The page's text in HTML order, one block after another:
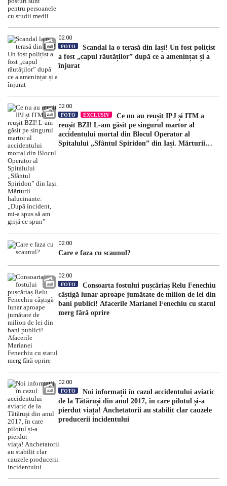
02:00
FOTO
Scandal la o terasă din Iași! Un fost polițist
a fost „capul răutăților” după ce a amenințat și a
înjurat
02:00
FOTO EXCLUSIV
Ce nu au reușit IPJ și ITM a
reușit BZI! L-am găsit pe singurul martor al
accidentului mortal din Blocul Operator al
Spitalului „Sfântul Spiridon” din Iași. Mărturii
02:00
Care e faza cu scaunul?
02:00
FOTO
Consoarta fostului pușcăriaș Relu Fenechiu
câștigă lunar aproape jumătate de milion de lei din
bani publici! Afacerile Marianei Fenechiu cu statul
merg fără oprire
02:00
FOTO
Noi informații în cazul accidentului aviatic
de la Tătăruși din anul 2017, în care pilotul și-a
pierdut viața! Anchetatorii au stabilit clar cauzele
producerii incidentului